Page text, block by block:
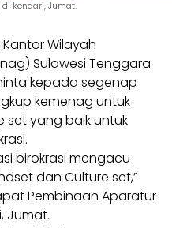
kendari, Jumat.
Wilayah
Sulawesi Tenggara
kepada segenap
kemenag untuk
set yang baik untuk
birokrasi mengacu
dan Culture set,”
Pembinaan Aparatur
Jumat.